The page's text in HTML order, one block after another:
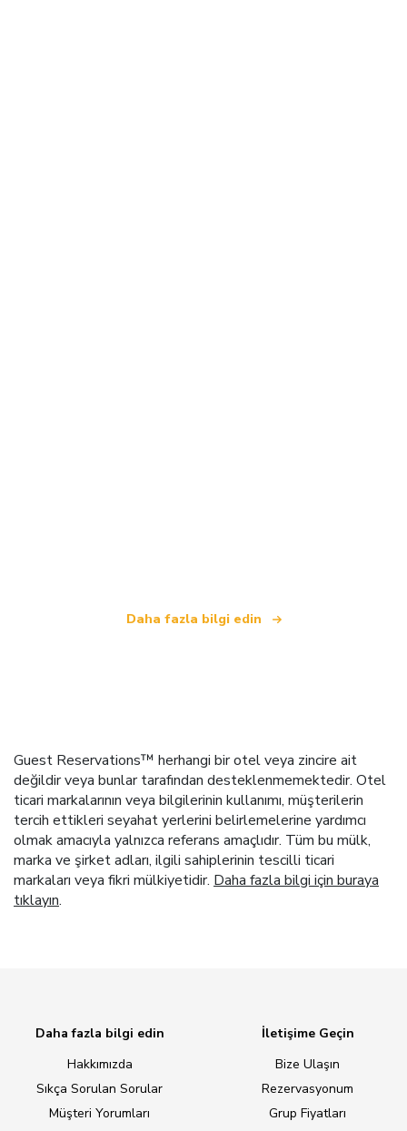
Daha fazla bilgi edin
Guest Reservations™ herhangi bir otel veya zincire ait
değildir veya bunlar tarafından desteklenmemektedir. Otel
ticari markalarının veya bilgilerinin kullanımı, müşterilerin
tercih ettikleri seyahat yerlerini belirlemelerine yardımcı
olmak amacıyla yalnızca referans amaçlıdır. Tüm bu mülk,
marka ve şirket adları, ilgili sahiplerinin tescilli ticari
markaları veya fikri mülkiyetidir. Daha fazla bilgi için buraya
tıklayın.
Daha fazla bilgi edin
Hakkımızda
Sıkça Sorulan Sorular
Müşteri Yorumları
İletişime Geçin
Bize Ulaşın
Rezervasyonum
Grup Fiyatları